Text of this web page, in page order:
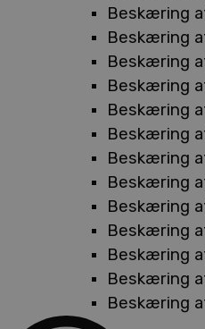
Beskæring
Beskæring
Beskæring
Beskæring
Beskæring
Beskæring
Beskæring
Beskæring
Beskæring
Beskæring
Beskæring
Beskæring
Beskæring